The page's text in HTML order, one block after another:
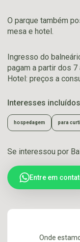
O parque também
mesa e hotel.
Ingresso do
pagam a partir dos 7
Hotel: preços a
Interesses incluídos
hospedagem para
Se interessou por
Entre em
Onde